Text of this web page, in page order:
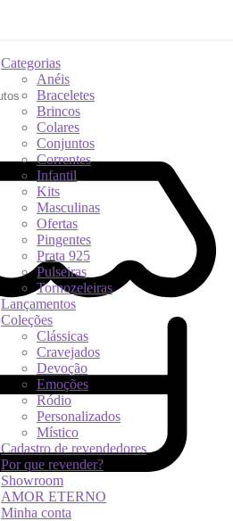
Categorias
Anéis
Braceletes
Brincos
Colares
Conjuntos
Correntes
Infantil
Kits
Masculinas
Ofertas
Pingentes
Prata 925
Pulseiras
Tornozeleiras
Lançamentos
Coleções
Clássicas
Cravejados
Devoção
Emoções
Ródio
Personalizados
Místico
Cadastro de revendedores
Por que revender?
Showroom
AMOR ETERNO
Minha conta